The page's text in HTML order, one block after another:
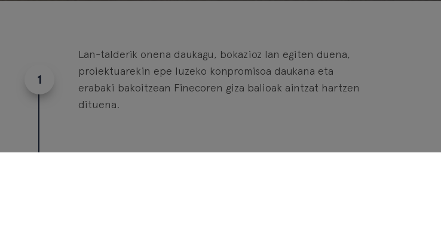
Lan-talderik onena daukagu, bokazioz lan egiten duena,
proiektuarekin epe luzeko konpromisoa daukana eta
erabaki bakoitzean Finecoren giza balioak aintzat hartzen
dituena.